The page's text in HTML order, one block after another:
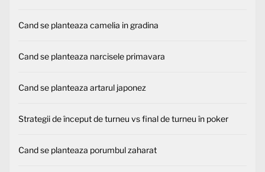
Cand se planteaza camelia in gradina
Cand se planteaza narcisele primavara
Cand se planteaza artarul japonez
Strategii de început de turneu vs final de turneu în poker
Cand se planteaza porumbul zaharat